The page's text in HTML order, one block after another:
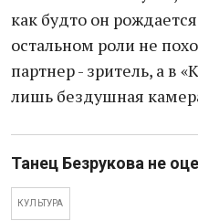
как будто он
остальном роли не
партнер - зритель, а в
лишь бездушная
Танец Безрукова не
КУЛЬТУРА